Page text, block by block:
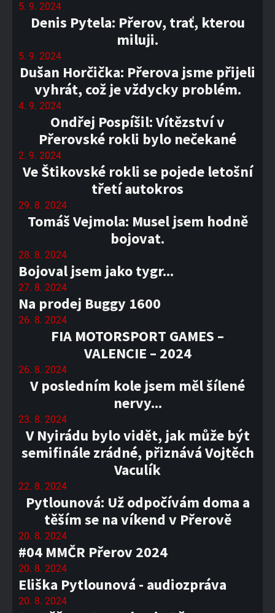
5. 9. 2024
Denis Pytela: Přerov, trať, kterou
miluji.
5. 9. 2024
Dušan Horčička: Přerova jsme přijeli
vyhrát, což je vždycky problém.
4. 9. 2024
Ondřej Pospíšil: Vítězství v
Přerovské rokli bylo nečekané
2. 9. 2024
Ve Štikovské rokli se pojede letošní
třetí autokros
29. 8. 2024
Tomáš Vejmola: Musel jsem hodně
bojovat.
28. 8. 2024
Bojoval jsem jako tygr...
27. 8. 2024
Na prodej Buggy 1600
26. 8. 2024
FIA MOTORSPORT GAMES –
VALENCIE – 2024
26. 8. 2024
V posledním kole jsem měl šílené
nervy...
23. 8. 2024
V Nyirádu bylo vidět, jak může být
semifinále zrádné, přiznává Vojtěch
Vaculík
22. 8. 2024
Pytlounová: Už odpočívám doma a
těším se na víkend v Přerově
20. 8. 2024
#04 MMČR Přerov 2024
20. 8. 2024
Eliška Pytlounová - audiozpráva
20. 8. 2024